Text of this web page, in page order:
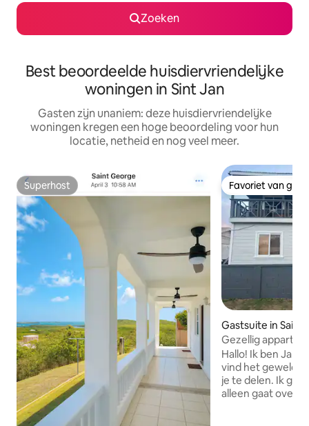
Zoeken
Best beoordeelde huisdiervriendelijke
woningen in Sint Jan
Gasten zijn unaniem: deze huisdiervriendelijke
woningen kregen een hoge beoordeling voor hun
locatie, netheid en nog veel meer.
Superhost
Superhost Favoriet van
Favoriet van
Gastsuite in Saint
Gezellig
slaapkamers +
geweldige prijs
Hallo! Ik ben
vind het
je te delen. Ik
alleen gaat over